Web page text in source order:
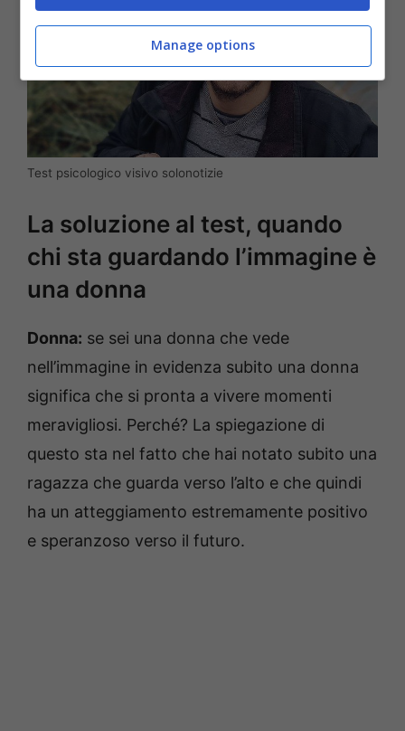
Test psicologico visivo solonotizie
La soluzione al test, quando
chi sta guardando l’immagine è
una donna
Donna: se sei una donna che vede
nell’immagine in evidenza subito una donna
significa che si pronta a vivere momenti
meravigliosi. Perché? La spiegazione di
questo sta nel fatto che hai notato subito una
ragazza che guarda verso l’alto e che quindi
ha un atteggiamento estremamente positivo
e speranzoso verso il futuro.
Manage options